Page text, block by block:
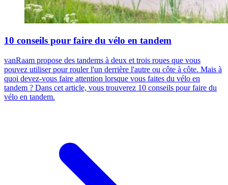
10 conseils pour faire du vélo en tandem
vanRaam propose des tandems à deux et trois roues que vous
pouvez utiliser pour rouler l'un derrière l'autre ou côte à côte. Mais à
quoi devez-vous faire attention lorsque vous faites du vélo en
tandem ? Dans cet article, vous trouverez 10 conseils pour faire du
vélo en tandem.